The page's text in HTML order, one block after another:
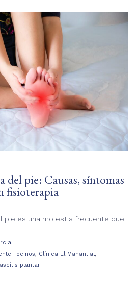
pie: Causas, síntomas
fisioterapia
pie es una molestia frecuente que
,
Tocinos, Clínica El Manantial,
plantar